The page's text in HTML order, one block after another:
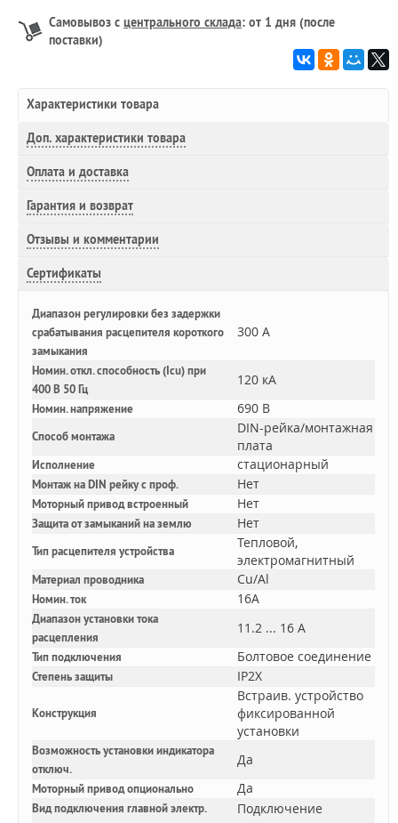
Самовывоз с центрального склада: от 1 дня (после
поставки)
Характеристики товара
Доп. характеристики товара
Оплата и доставка
Гарантия и возврат
Отзывы и комментарии
Сертификаты
Диапазон регулировки без задержки
срабатывания расцепителя короткого
замыкания
300 А
Номин. откл. способность (Icu) при
400 В 50 Гц
120 кА
Номин. напряжение 690 В
Способ монтажа
DIN-рейка/монтажная
плата
Исполнение стационарный
Монтаж на DIN рейку с проф. Нет
Моторный привод встроенный Нет
Защита от замыканий на землю Нет
Тип расцепителя устройства
Тепловой,
электромагнитный
Материал проводника Cu/Al
Номин. ток 16A
Диапазон установки тока
расцепления
11.2 ... 16 А
Тип подключения Болтовое соединение
Степень защиты IP2X
Конструкция
Встраив. устройство
фиксированной
установки
Возможность установки индикатора
отключ.
Да
Моторный привод опционально Да
Вид подключения главной электр.
Подключение